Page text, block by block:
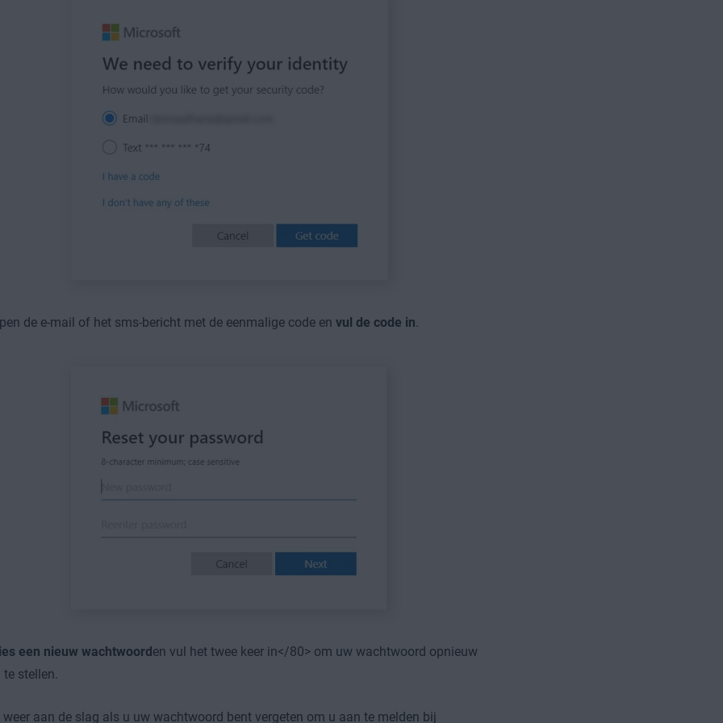
de e-mail of het sms-bericht met de eenmalige code en vul de code in.
een nieuw wachtwoorden vul het twee keer in</80> om uw wachtwoord opnieuw
te stellen.
aan de slag als u uw wachtwoord bent vergeten om u aan te melden bij